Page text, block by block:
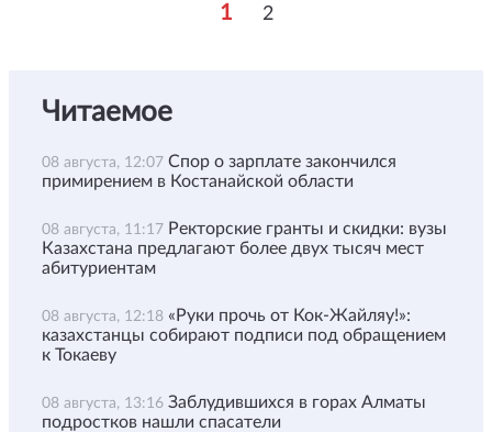
1 2
Читаемое
08 августа, 12:07 Спор о зарплате закончился
примирением в Костанайской области
08 августа, 11:17 Ректорские гранты и скидки: вузы
Казахстана предлагают более двух тысяч мест
абитуриентам
08 августа, 12:18 «Руки прочь от Кок-Жайляу!»:
казахстанцы собирают подписи под обращением
к Токаеву
08 августа, 13:16 Заблудившихся в горах Алматы
подростков нашли спасатели